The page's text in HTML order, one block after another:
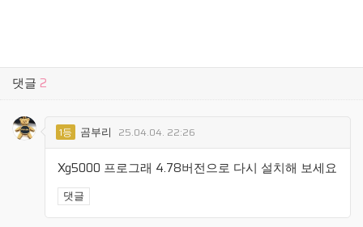
댓글 2
1등 곰부리 25.04.04. 22:26
Xg5000 프로그래 4.78버전으로 다시 설치해 보세요
댓글